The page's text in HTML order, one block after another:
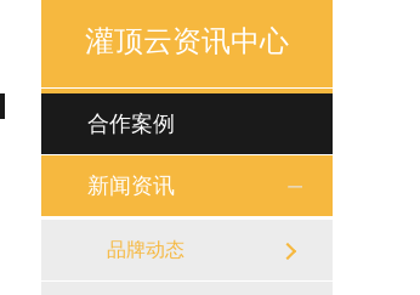
灌顶云资讯中心
合作案例
新闻资讯
品牌动态